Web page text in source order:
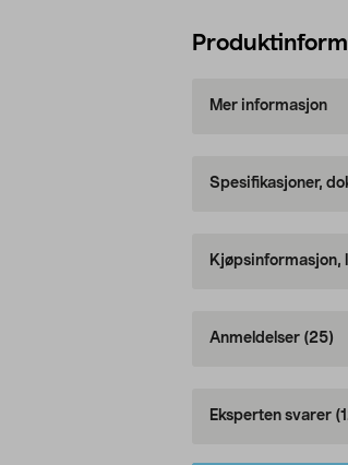
Mer informasjon
Spesifikasjoner,
Kjøpsinformasjon,
Anmeldelser (25)
Eksperten svarer